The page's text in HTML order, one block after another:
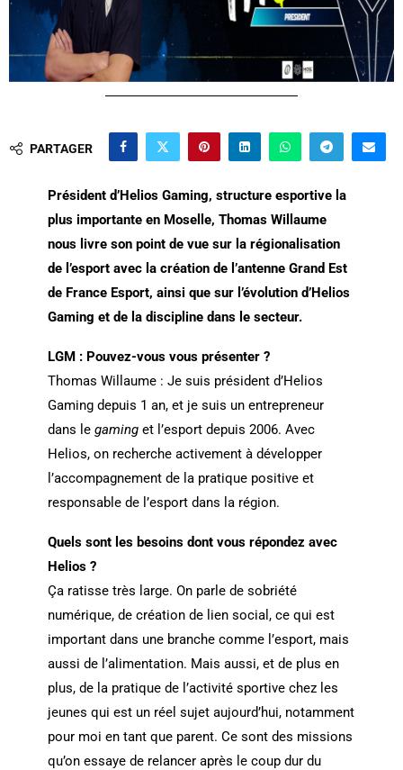
PARTAGER
Président d’Helios Gaming, structure esportive la
plus importante en Moselle, Thomas Willaume
nous livre son point de vue sur la régionalisation
de l’esport avec la création de l’antenne Grand Est
de France Esport, ainsi que sur l’évolution d’Helios
Gaming et de la discipline dans le secteur.
LGM : Pouvez-vous vous présenter ?
Thomas Willaume : Je suis président d’Helios
Gaming depuis 1 an, et je suis un entrepreneur
dans le gaminget l’esport depuis 2006. Avec
Helios, on recherche activement à développer
l’accompagnement de la pratique positive et
responsable de l’esport dans la région.
Quels sont les besoins dont vous répondez avec
Helios ?
Ça ratisse très large. On parle de sobriété
numérique, de création de lien social, ce qui est
important dans une branche comme l’esport, mais
aussi de l’alimentation. Mais aussi, et de plus en
plus, de la pratique de l’activité sportive chez les
jeunes qui est un réel sujet aujourd’hui, notamment
pour moi en tant que parent. Ce sont des missions
qu’on essaye de relancer après le coup dur du